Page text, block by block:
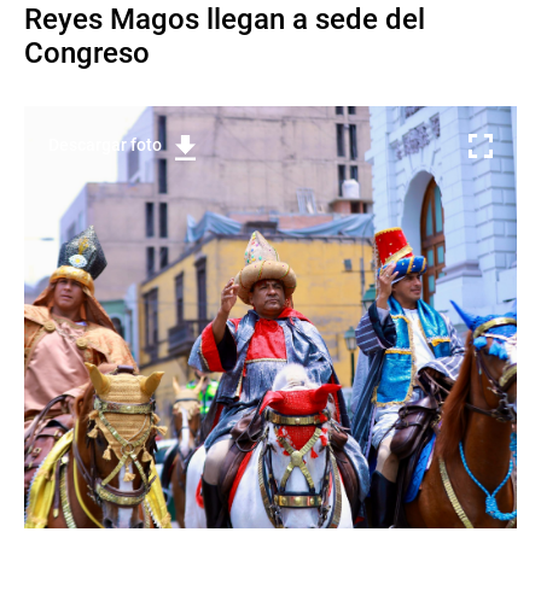
Reyes Magos llegan a sede del
Congreso
Descargar foto